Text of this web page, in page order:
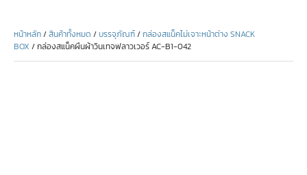
หน้าหลัก/สินค้าทั้งหมด /บรรจุภัณฑ์/กล่องสแน็คไม่เจาะหน้าต่าง SNACK
BOX / กล่องสแน็คผืนผ้าวินเทจฟลาวเวอร์ AC-B1-042